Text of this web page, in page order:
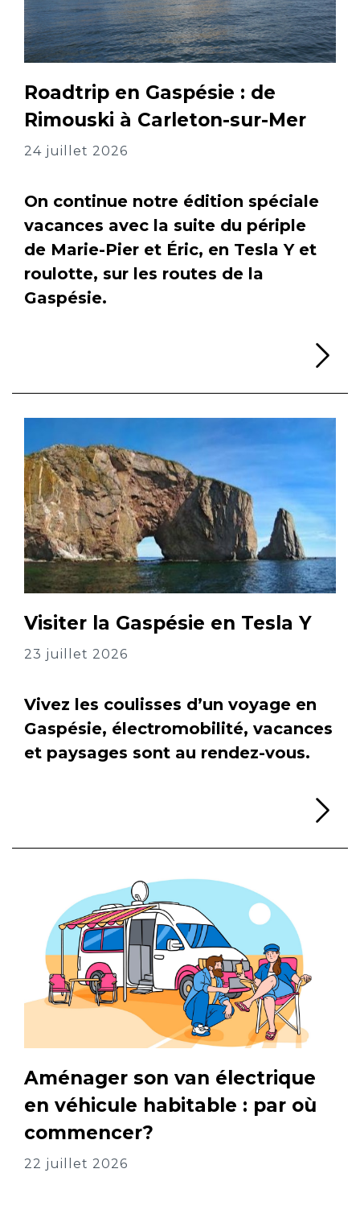
Roadtrip en Gaspésie : de
Rimouski à Carleton-sur-Mer
24 juillet 2026
On continue notre édition spéciale
vacances avec la suite du périple
de Marie-Pier et Éric, en Tesla Y et
roulotte, sur les routes de la
Gaspésie.
Visiter la Gaspésie en Tesla Y
23 juillet 2026
Vivez les coulisses d’un voyage en
Gaspésie, électromobilité, vacances
et paysages sont au rendez-vous.
Aménager son van électrique
en véhicule habitable : par où
commencer?
22 juillet 2026